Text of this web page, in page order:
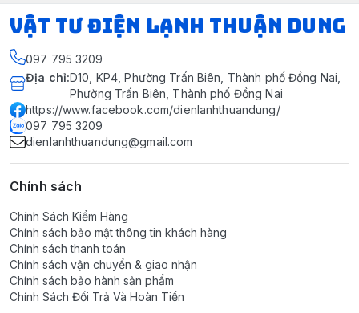
VẬT TƯ ĐIỆN LẠNH THUẬN DUNG
097 795 3209
Địa chỉ:D10, KP4, Phường Trấn Biên, Thành phố Đồng Nai,
Phường Trấn Biên, Thành phố Đồng Nai
https://www.facebook.com/dienlanhthuandung/
097 795 3209
dienlanhthuandung@gmail.com
Chính sách
Chính Sách Kiểm Hàng
Chính sách bảo mật thông tin khách hàng
Chính sách thanh toán
Chính sách vận chuyển & giao nhận
Chính sách bảo hành sản phẩm
Chính Sách Đổi Trả Và Hoàn Tiền